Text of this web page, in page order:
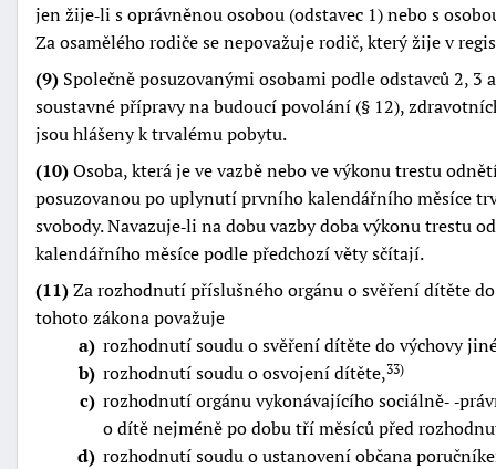
jen žije‑li s oprávněnou osobou (odstavec 1) nebo s
Za osamělého rodiče se nepovažuje rodič, který žije v
(9) Společně posuzovanými osobami podle odstavců 2, 3
soustavné přípravy na budoucí povolání (§ 12),
jsou hlášeny k trvalému pobytu.
(10)Osoba, která je ve vazbě nebo ve výkonu trestu
posuzovanou po uplynutí prvního kalendářního měsíce
svobody. Navazuje‑li na dobu vazby doba výkonu trestu
kalendářního měsíce podle předchozí věty sčítají.
(11)Za rozhodnutí příslušného orgánu o svěření dítěte
tohoto zákona považuje
a rozhodnutí soudu o svěření dítěte do výchovy
b rozhodnutí soudu o osvojení dítěte,33)
c rozhodnutí orgánu vykonávajícího sociálně‑
o dítě nejméně po dobu tří měsíců před
d rozhodnutí soudu o ustanovení občana